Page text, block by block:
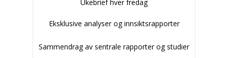
Ukebrief hver fredag
Eksklusive analyser og innsiktsrapporter
Sammendrag av sentrale rapporter og studier